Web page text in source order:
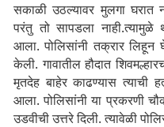
सकाळी उठल्यावर मुलगा घरात
परंतु तो सापडला नाही.त्यामुळे
आला. पोलिसांनी तक्रार लिहून
केली. गावातील हौदात
मृतदेह बाहेर काढण्यास त्याची
आला. पोलिसांनी या प्रकरणी
उडवीची उत्तरे दिली. त्यावेळी